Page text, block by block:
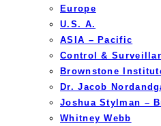
Europe
U.S. A.
ASIA – Pacific
Control &
Brownstone
Dr. Jacob
Joshua Stylman –
Whitney Webb